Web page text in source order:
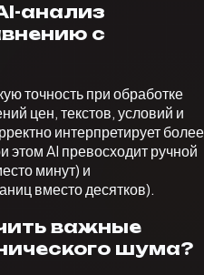
анализ
с
точность при обработке
цен, текстов, условий и
интерпретирует более
AI превосходит ручной
минут) и
вместо десятков).
важные
шума?